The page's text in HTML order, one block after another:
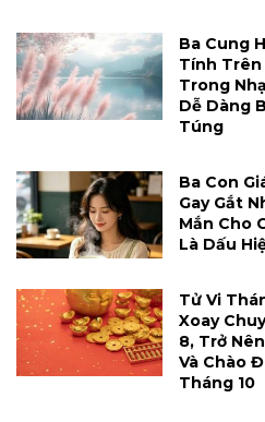
Ba Cung
Tính Trên
Trong
Dễ Dàng
Túng
Ba Con
Gay Gắt
Mắn Cho
Là Dấu
Tử Vi
Xoay
8, Trở
Và Chào
Tháng 10